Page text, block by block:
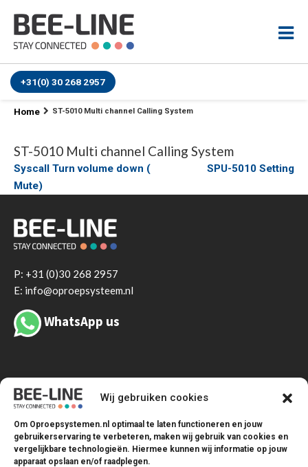
Wij gebruiken cookies
Om Oproepsystemen.nl optimaal te laten functioneren en jouw
gebruikerservaring te verbeteren, maken wij gebruik van cookies en
vergelijkbare technologieën. Hiermee kunnen wij informatie op jouw
apparaat opslaan en/of raadplegen.
+31(0) 30 268 2957
Home ST-5010 Multi channel Calling System
ST-5010 Multi channel Calling System
Bericht
navigatie
Syscall Turn volume down (
Mute)
SPU-5010 Setting
P: +31 (0)30 268 2957
E: info@oproepsysteem.nl
WhatsApp us
Oproepsystemen